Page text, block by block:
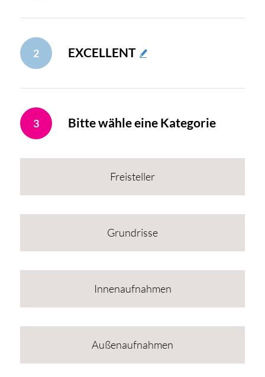
2 EXCELLENT
3 Bitte wähle eine Kategorie
Freisteller
Grundrisse
Innenaufnahmen
Außenaufnahmen